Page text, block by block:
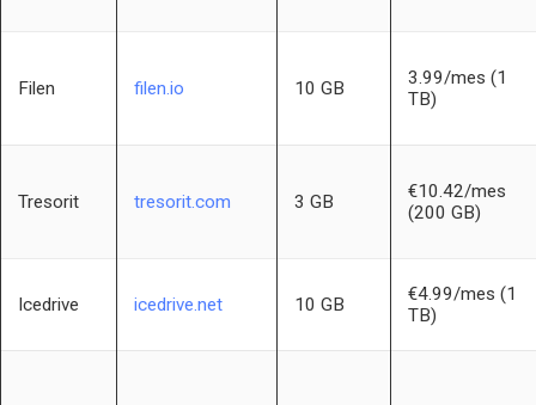
Filen filen.io 10 GB
3.99/mes (1
TB)
Tresorit tresorit.com 3 GB
€10.42/mes
(200 GB)
Icedrive icedrive.net 10 GB
€4.99/mes (1
TB)